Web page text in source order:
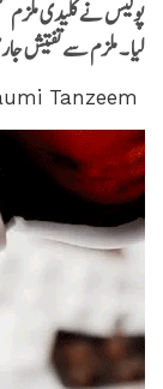
پولیس نے کلیدی ملزم
لیا ۔ ملزم سے تفتیش
Tanzeem